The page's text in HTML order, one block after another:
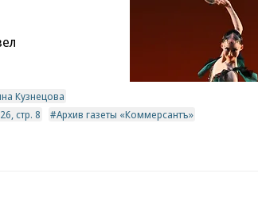
Кузнецова
стр. 8 Архив газеты «Коммерсантъ»